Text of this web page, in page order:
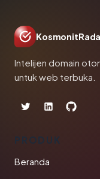
Intelijen domain
untuk web terbuka.
PRODUK
Beranda